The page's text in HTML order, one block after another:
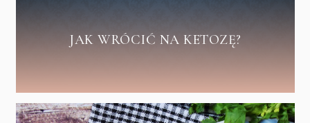
JAK WRÓCIĆ NA KETOZĘ?